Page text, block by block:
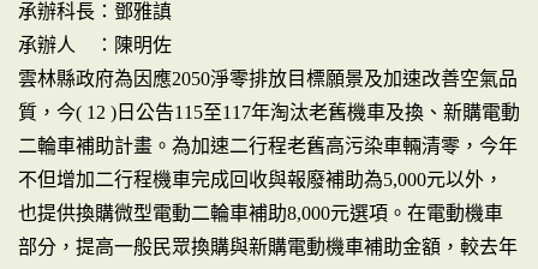
承辦科長：鄧雅謓
承辦人 ：陳明佐
雲林縣政府為因應2050淨零排放目標願景及加速改善空氣品
質，今( 12 )日公告115至117年淘汰老舊機車及換、新購電動
二輪車補助計畫。為加速二行程老舊高污染車輛清零，今年
不但增加二行程機車完成回收與報廢補助為5,000元以外，
也提供換購微型電動二輪車補助8,000元選項。在電動機車
部分，提高一般民眾換購與新購電動機車補助金額，較去年